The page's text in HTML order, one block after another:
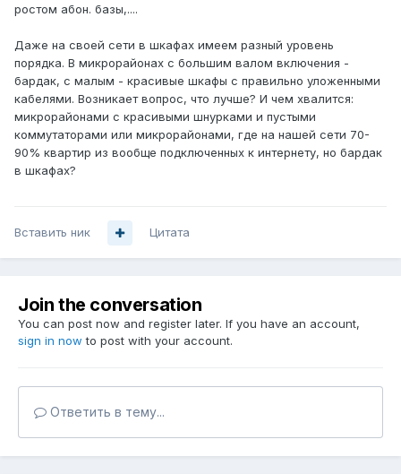
ростом абон. базы,....
Даже на своей сети в шкафах имеем разный уровень
порядка. В микрорайонах с большим валом включения -
бардак, с малым - красивые шкафы с правильно уложенными
кабелями. Возникает вопрос, что лучше? И чем хвалится:
микрорайонами с красивыми шнурками и пустыми
коммутаторами или микрорайонами, где на нашей сети 70-
90% квартир из вообще подключенных к интернету, но бардак
в шкафах?
Вставить ник Цитата
Join the conversation
You can post now and register later. If you have an account,
sign in now to post with your account.
Ответить в тему...